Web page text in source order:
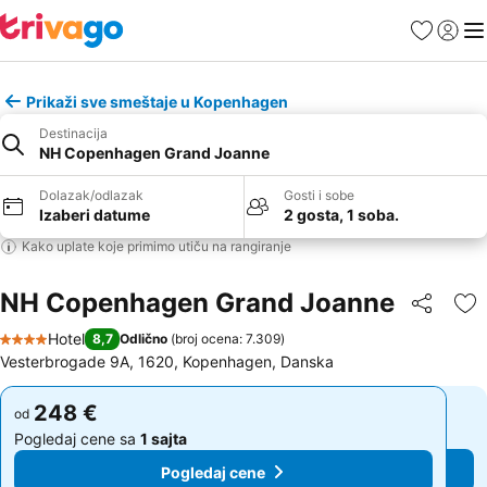
FavoritiPrijavi
Prikaži sve smeštaje u Kopenhagen
Destinacija
NH Copenhagen Grand Joanne
Dolazak/odlazak
Izaberi datume
Gosti i sobe
2 gosta, 1 soba.
Kako uplate koje primimo utiču na rangiranje
NH Copenhagen Grand Joanne Deli
4 Zvezdice
Hotel 8,7 Odlično (broj ocena: 7.309)
Vesterbrogade 9A, 1620, Kopenhagen, Danska
od 248 €
Pogledaj cene sa 1 sajta
Pogledaj cene
od 248 €
Pogledaj cene sa 1 sajta
Pogledaj cene